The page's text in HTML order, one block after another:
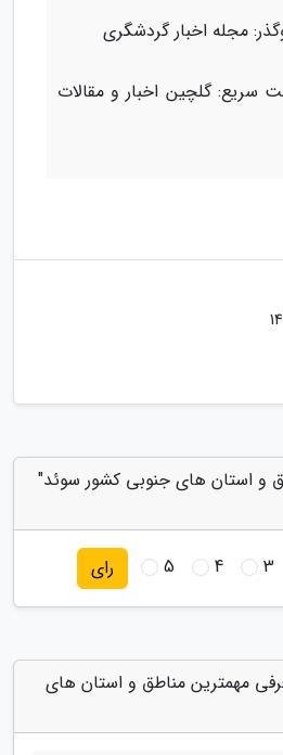
مجله اخبار گردشگری
سریع: گلچین اخبار و مقالات
و استان های جنوبی کشور سوئد"
3
4
5 رای
مهمترین مناطق و استان های